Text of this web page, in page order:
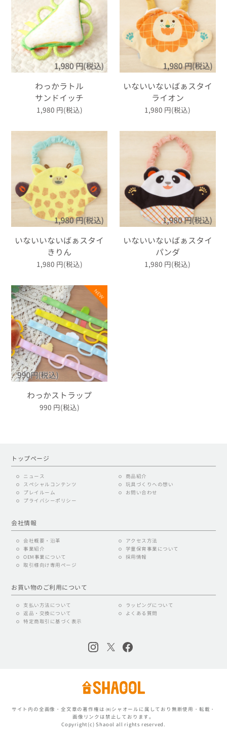
わっかラトル
サンドイッチ
1,980 円(税込)
いないいないばぁスタイ
ライオン
1,980 円(税込)
いないいないばぁスタイ
きりん
1,980 円(税込)
いないいないばぁスタイ
パンダ
1,980 円(税込)
わっかストラップ
990 円(税込)
トップページ
ニュース
商品紹介
スペシャルコンテンツ
玩具づくりへの想い
プレイルーム
お問い合わせ
プライバシーポリシー
会社情報
会社概要・沿革
アクセス方法
事業紹介
学童保育事業について
OEM事業について
採用情報
取引様向け専用ページ
お買い物のご利用について
支払い方法について
ラッピングについて
返品・交換について
よくある質問
特定商取引に基づく表示
サイト内の全画像・全文章の著作権は ㈱シャオールに属しており無断使用・転載・
画像リンクは禁止しております。
Copyright(c) Shaool all rights reserved.